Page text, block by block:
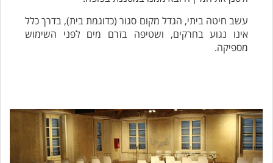
עשב חיטה ביתי, הגדל מקום סגור (כדוגמת בית), בדרך כלל
אינו נגוע בחרקים, ושטיפה בזרם מים לפני השימוש
מספיקה.